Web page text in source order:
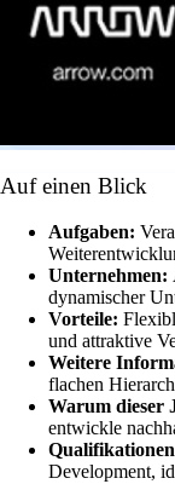
Auf einen Blick
Aufgaben:
Unternehmen:
dynamischer
Vorteile:
und attraktive
Weitere
flachen
Warum dieser
entwickle
Development,